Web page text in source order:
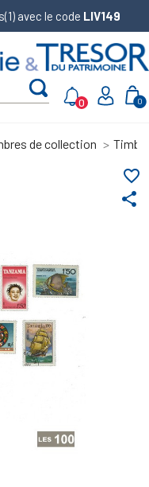
avec le code LIV149
0
0
de collection
share
favorite_border